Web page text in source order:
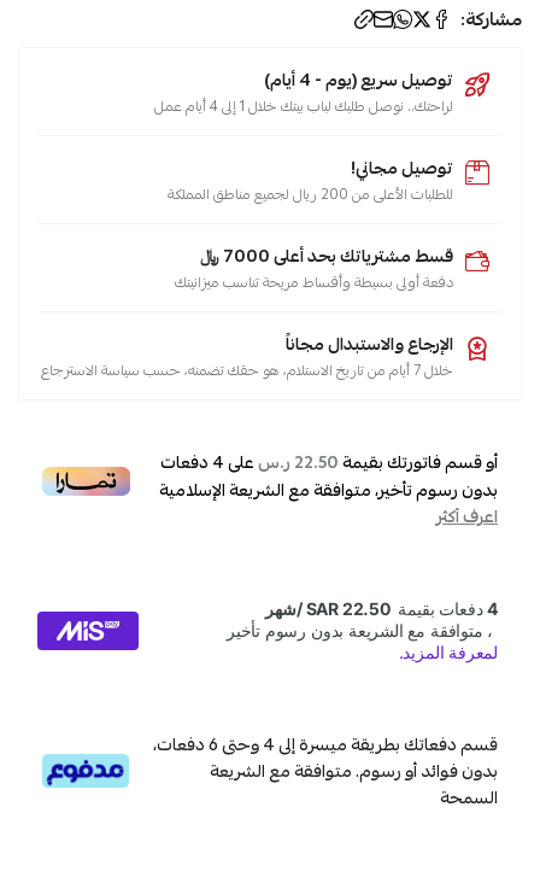
مشاركة:
توصيل سريع (يوم - 4 أيام)
لراحتك.. نوصل طلبك لباب بيتك خلال 1 إلى 4 أيام عمل
توصيل مجاني!
للطلبات الأعلى من 200 ريال لجميع مناطق المملكة
قسط مشترياتك بحد أعلى 7000 ﷼
دفعة أولى بسيطة وأقساط مريحة تناسب ميزانيتك
الإرجاع والاستبدال مجاناً
خلال 7 أيام من تاريخ الاستلام، هو حقك تضمنه، حسب سياسة الاسترجاع
أو قسم فاتورتك بقيمة22.50 ر.س على4دفعات
بدون رسوم تأخير، متوافقة مع الشريعة الإسلامية
اعرف أكثر
قسم دفعاتك بطريقة ميسرة إلى 4 وحتى 6 دفعات،
بدون فوائد أو رسوم. متوافقة مع الشريعة
السمحة